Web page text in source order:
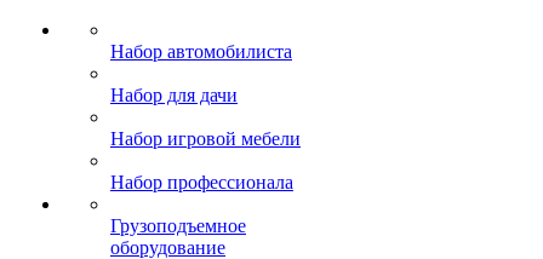
Набор автомобилиста
Набор для дачи
Набор игровой мебели
Набор профессионала
Грузоподъемное
оборудование